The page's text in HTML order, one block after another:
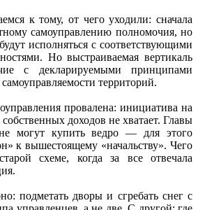
к тому, от чего уходили: сначала
самоуправлению полномочия, но
исполняться с соответствующими
Но выстраиваемая вертикаль
с декларируемыми принципами
территорий.
провалена: инициатива на
доходов не хватает. Главы
могут купить ведро — для этого
к вышестоящему «начальству». Чего
схеме, когда за все отвечала
подметать дворы и сгребать снег с